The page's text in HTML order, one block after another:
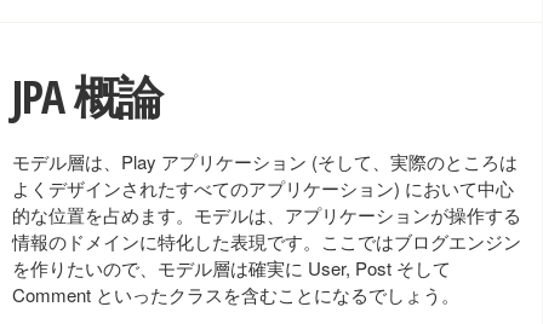
JPA 概論
モデル層は、Play アプリケーション (そして、実際のところは
よくデザインされたすべてのアプリケーション) において中心
的な位置を占めます。モデルは、アプリケーションが操作する
情報のドメインに特化した表現です。ここではブログエンジン
を作りたいので、モデル層は確実に User, Post そして
Comment といったクラスを含むことになるでしょう。